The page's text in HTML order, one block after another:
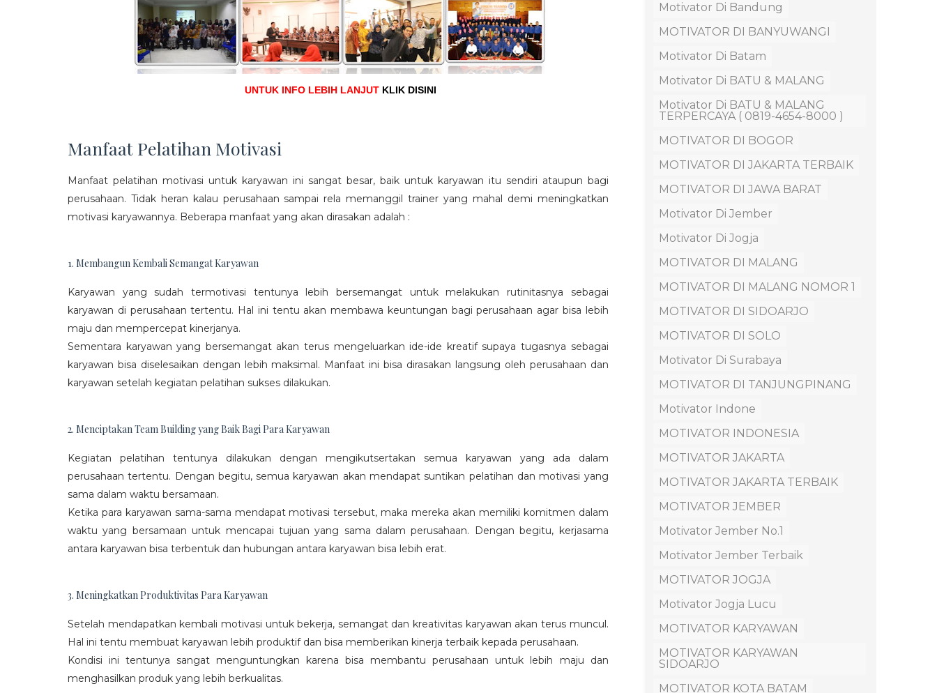
UNTUK INFO LEBIH LANJUT KLIK DISINI
Manfaat Pelatihan Motivasi
Manfaat pelatihan motivasi untuk karyawan ini sangat besar, baik untuk karyawan itu sendiri ataupun bagi
perusahaan. Tidak heran kalau perusahaan sampai rela memanggil trainer yang mahal demi meningkatkan
motivasi karyawannya. Beberapa manfaat yang akan dirasakan adalah :
1. Membangun Kembali Semangat Karyawan
Karyawan yang sudah termotivasi tentunya lebih bersemangat untuk melakukan rutinitasnya sebagai
karyawan di perusahaan tertentu. Hal ini tentu akan membawa keuntungan bagi perusahaan agar bisa lebih
maju dan mempercepat kinerjanya.
Sementara karyawan yang bersemangat akan terus mengeluarkan ide-ide kreatif supaya tugasnya sebagai
karyawan bisa diselesaikan dengan lebih maksimal. Manfaat ini bisa dirasakan langsung oleh perusahaan dan
karyawan setelah kegiatan pelatihan sukses dilakukan.
2. Menciptakan Team Building yang Baik Bagi Para Karyawan
Kegiatan pelatihan tentunya dilakukan dengan mengikutsertakan semua karyawan yang ada dalam
perusahaan tertentu. Dengan begitu, semua karyawan akan mendapat suntikan pelatihan dan motivasi yang
sama dalam waktu bersamaan.
Ketika para karyawan sama-sama mendapat motivasi tersebut, maka mereka akan memiliki komitmen dalam
waktu yang bersamaan untuk mencapai tujuan yang sama dalam perusahaan. Dengan begitu, kerjasama
antara karyawan bisa terbentuk dan hubungan antara karyawan bisa lebih erat.
3. Meningkatkan Produktivitas Para Karyawan
Setelah mendapatkan kembali motivasi untuk bekerja, semangat dan kreativitas karyawan akan terus muncul.
Hal ini tentu membuat karyawan lebih produktif dan bisa memberikan kinerja terbaik kepada perusahaan.
Kondisi ini tentunya sangat menguntungkan karena bisa membantu perusahaan untuk lebih maju dan
menghasilkan produk yang lebih berkualitas.
Motivator Di Bandung
MOTIVATOR DI BANYUWANGI
Motivator Di Batam
Motivator Di BATU & MALANG
Motivator Di BATU & MALANG
TERPERCAYA ( 0819-4654-8000 )
MOTIVATOR DI BOGOR
MOTIVATOR DI JAKARTA TERBAIK
MOTIVATOR DI JAWA BARAT
Motivator Di Jember
Motivator Di Jogja
MOTIVATOR DI MALANG
MOTIVATOR DI MALANG NOMOR 1
MOTIVATOR DI SIDOARJO
MOTIVATOR DI SOLO
Motivator Di Surabaya
MOTIVATOR DI TANJUNGPINANG
Motivator Indone
MOTIVATOR INDONESIA
MOTIVATOR JAKARTA
MOTIVATOR JAKARTA TERBAIK
MOTIVATOR JEMBER
Motivator Jember No.1
Motivator Jember Terbaik
MOTIVATOR JOGJA
Motivator Jogja Lucu
MOTIVATOR KARYAWAN
MOTIVATOR KARYAWAN
SIDOARJO
MOTIVATOR KOTA BATAM